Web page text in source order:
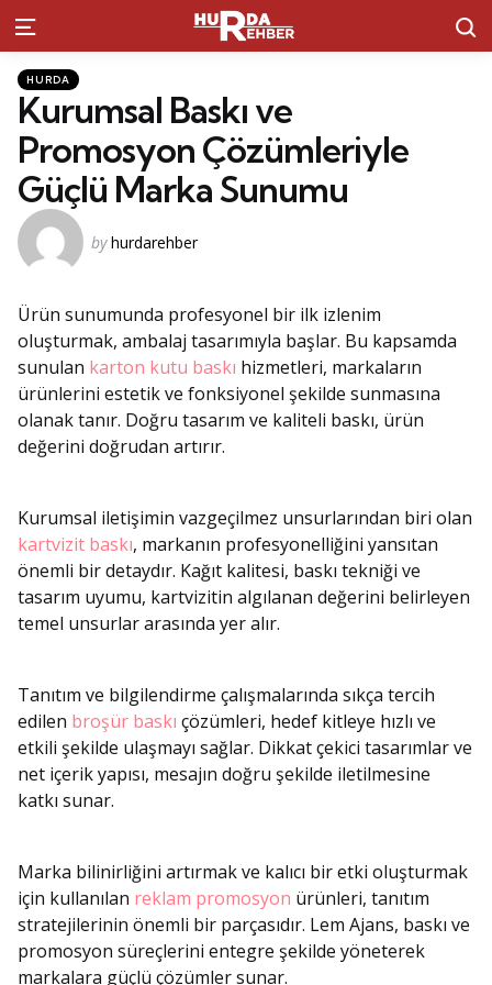
Menu
Kategoriler
Posted
in
HURDA
Kurumsal Baskı ve
Promosyon Çözümleriyle
Güçlü Marka Sunumu
Posted
by hurdarehber
Ürün sunumunda profesyonel bir ilk izlenim
oluşturmak, ambalaj tasarımıyla başlar. Bu kapsamda
sunulan karton kutu baskı hizmetleri, markaların
ürünlerini estetik ve fonksiyonel şekilde sunmasına
olanak tanır. Doğru tasarım ve kaliteli baskı, ürün
değerini doğrudan artırır.
Kurumsal iletişimin vazgeçilmez unsurlarından biri olan
kartvizit baskı, markanın profesyonelliğini yansıtan
önemli bir detaydır. Kağıt kalitesi, baskı tekniği ve
tasarım uyumu, kartvizitin algılanan değerini belirleyen
temel unsurlar arasında yer alır.
Tanıtım ve bilgilendirme çalışmalarında sıkça tercih
edilen broşür baskı çözümleri, hedef kitleye hızlı ve
etkili şekilde ulaşmayı sağlar. Dikkat çekici tasarımlar ve
net içerik yapısı, mesajın doğru şekilde iletilmesine
katkı sunar.
Marka bilinirliğini artırmak ve kalıcı bir etki oluşturmak
için kullanılan reklam promosyon ürünleri, tanıtım
stratejilerinin önemli bir parçasıdır. Lem Ajans, baskı ve
promosyon süreçlerini entegre şekilde yöneterek
markalara güçlü çözümler sunar.